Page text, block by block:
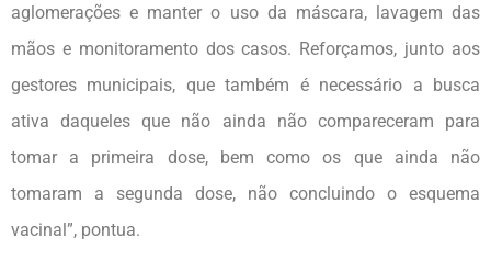
aglomerações e manter o uso da máscara, lavagem das
mãos e monitoramento dos casos. Reforçamos, junto aos
gestores municipais, que também é necessário a busca
ativa daqueles que não ainda não compareceram para
tomar a primeira dose, bem como os que ainda não
tomaram a segunda dose, não concluindo o esquema
vacinal”, pontua.